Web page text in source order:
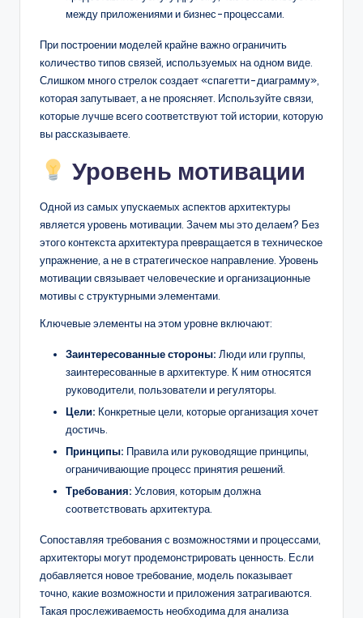
между приложениями и бизнес-процессами.
При построении моделей крайне важно ограничить
количество типов связей, используемых на одном виде.
Слишком много стрелок создает «спагетти-диаграмму»,
которая запутывает, а не проясняет. Используйте связи,
которые лучше всего соответствуют той истории, которую
вы рассказываете.
Уровень мотивации
Одной из самых упускаемых аспектов архитектуры
является уровень мотивации. Зачем мы это делаем? Без
этого контекста архитектура превращается в техническое
упражнение, а не в стратегическое направление. Уровень
мотивации связывает человеческие и организационные
мотивы с структурными элементами.
Ключевые элементы на этом уровне включают:
Заинтересованные стороны: Люди или группы,
заинтересованные в архитектуре. К ним относятся
руководители, пользователи и регуляторы.
Цели: Конкретные цели, которые организация хочет
достичь.
Принципы: Правила или руководящие принципы,
ограничивающие процесс принятия решений.
Требования: Условия, которым должна
соответствовать архитектура.
Сопоставляя требования с возможностями и процессами,
архитекторы могут продемонстрировать ценность. Если
добавляется новое требование, модель показывает
точно, какие возможности и приложения затрагиваются.
Такая прослеживаемость необходима для анализа